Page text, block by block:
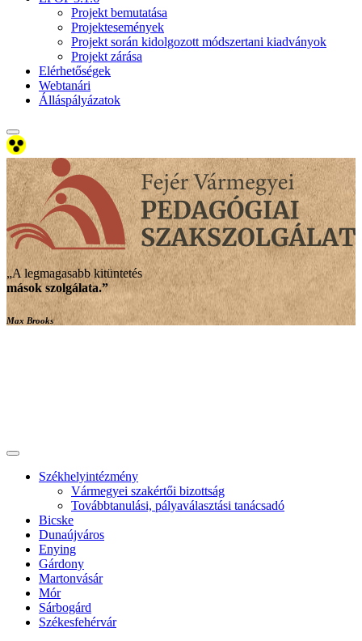
Projekt bemutatása
Projektesemények
Projekt során kidolgozott módszertani kiadványok
Projekt zárása
Elérhetőségek
Webtanári
Álláspályázatok
„A legmagasabb kitüntetés
mások szolgálata.”
Max Brooks
Székhelyintézmény
Vármegyei szakértői bizottság
Továbbtanulási, pályaválasztási tanácsadó
Bicske
Dunaújváros
Enying
Gárdony
Martonvásár
Mór
Sárbogárd
Székesfehérvár